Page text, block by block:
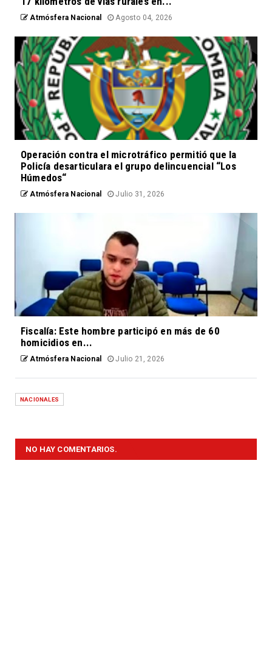
Atmósfera Nacional Agosto 04, 2026
Operación contra el microtráfico permitió que la
Policía desarticulara el grupo delincuencial “Los
Húmedos“
Atmósfera Nacional Julio 31, 2026
Fiscalía: Este hombre participó en más de 60
homicidios en...
Atmósfera Nacional Julio 21, 2026
NACIONALES
NO HAY COMENTARIOS.